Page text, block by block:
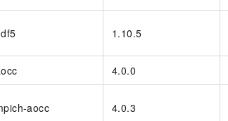
1.10.5
4.0.0
aocc 4.0.3